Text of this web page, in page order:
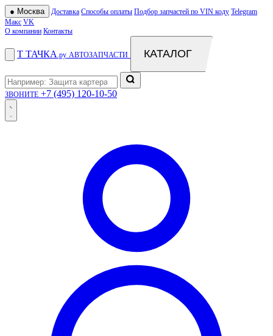
● Москва Доставка Способы оплаты Подбор запчастей по VIN коду Telegram
Макс VK
О компании Контакты
Т ТАЧКА .ру АВТОЗАПЧАСТИ КАТАЛОГ
ЗВОНИТЕ +7 (495) 120-10-50